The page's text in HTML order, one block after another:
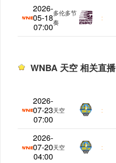
2026-
05-18
07:00
WNBA
多伦多节
奏
:
WNBA 天空 相关直播
2026-
07-23
07:00
WNBA
天空 :
2026-
07-20
04:00
WNBA
天空 :